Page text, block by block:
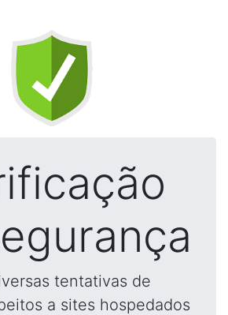
tentativas de
a sites hospedados